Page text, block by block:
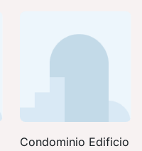
Condominio Edificio